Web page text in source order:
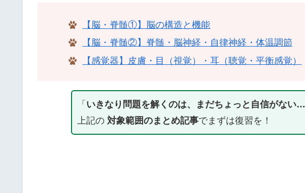
【脳・脊髄①】脳の構造と機能
【脳・脊髄②】脊髄・脳神経・自律神経・体温調節
【感覚器】皮膚・目（視覚）・耳（聴覚・平衡感覚）
「 いきなり問題を解くのは、まだちょっと自信がない…
上記の 対象範囲のまとめ記事でまずは復習を！